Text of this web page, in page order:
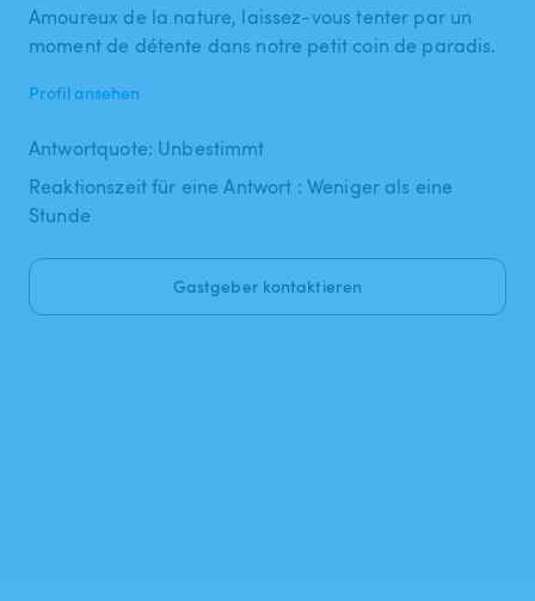
Amoureux de la nature, laissez-vous tenter par un
moment de détente dans notre petit coin de paradis.
Profil ansehen
Antwortquote: Unbestimmt
Reaktionszeit für eine Antwort : Weniger als eine
Stunde
Gastgeber kontaktieren